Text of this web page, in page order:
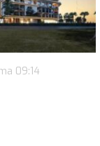
09:14